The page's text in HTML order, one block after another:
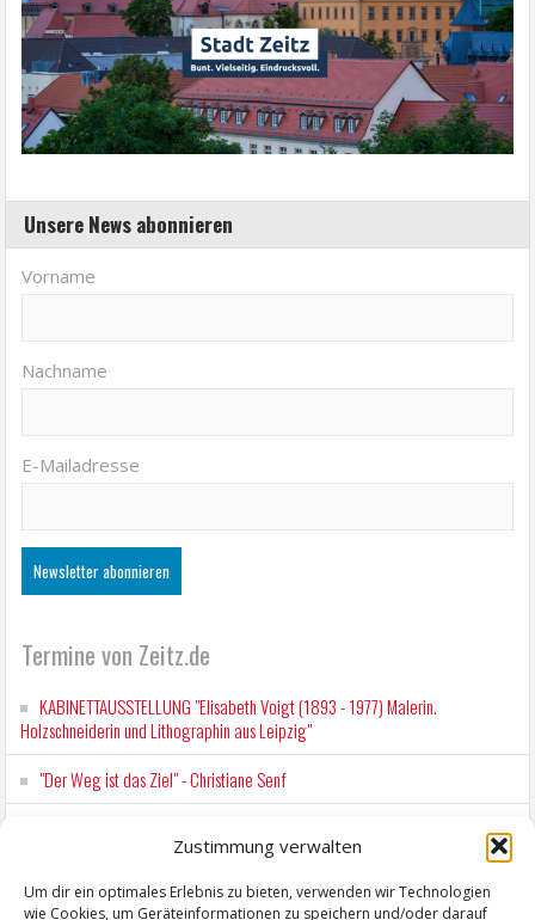
Zustimmung verwalten
Um dir ein optimales Erlebnis zu bieten, verwenden wir Technologien
wie Cookies, um Geräteinformationen zu speichern und/oder darauf
Unsere News abonnieren
Vorname
Nachname
E-Mailadresse
Termine von Zeitz.de
KABINETTAUSSTELLUNG "Elisabeth Voigt (1893 - 1977) Malerin.
Holzschneiderin und Lithographin aus Leipzig"
"Der Weg ist das Ziel" - Christiane Senf